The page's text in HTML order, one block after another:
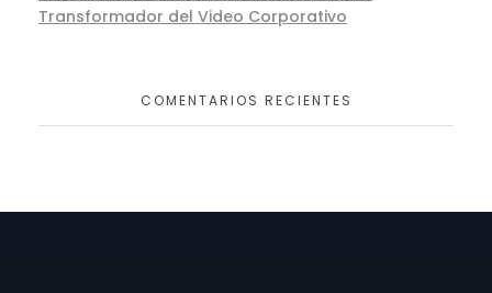
Transformador del Video Corporativo
COMENTARIOS RECIENTES